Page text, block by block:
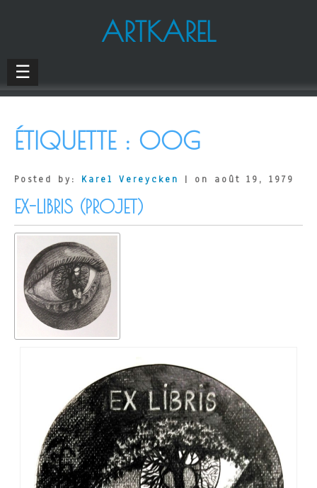
ARTKAREL
☰
ÉTIQUETTE : OOG
Posted by: Karel Vereycken | on août 19, 1979
EX-LIBRIS (PROJET)